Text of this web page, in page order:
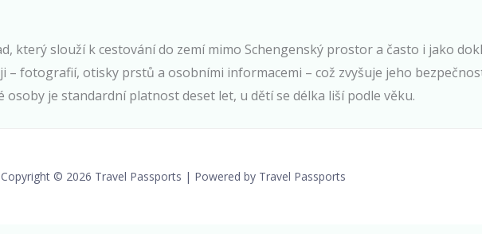
který slouží k cestování do zemí mimo Schengenský prostor a často i jako
fotografií, otisky prstů a osobními informacemi – což zvyšuje jeho
je standardní platnost deset let, u dětí se délka liší podle věku.
Copyright © 2026 Travel Passports | Powered by Travel Passports